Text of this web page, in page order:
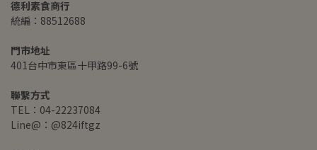
德利素食商行
統編：88512688
門市地址
401台中市東區十甲路99-6號
聯繫方式
TEL：04-22237084
Line@：@824iftgz